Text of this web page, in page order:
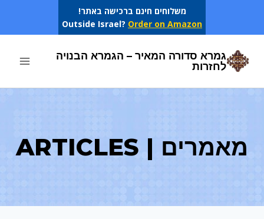
משלוחים חינם ברכישה באתר!
Outside Israel? Order on Amazon
גמרא סדורה המאיר – הגמרא הבנויה
לחזרות
מאמרים | ARTICLES